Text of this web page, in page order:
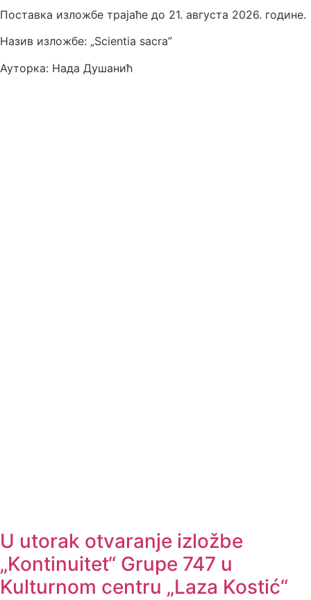
Поставка изложбе трајаће до 21. августа 2026. године.
Назив изложбе: „Scientia sacra”
Ауторка: Нада Душанић
U utorak otvaranje izložbe
„Kontinuitet“ Grupe 747 u
Kulturnom centru „Laza Kostić“